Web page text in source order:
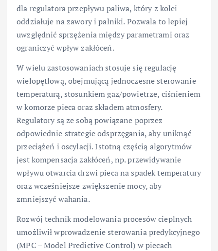
dla regulatora przepływu paliwa, który z kolei
oddziałuje na zawory i palniki. Pozwala to lepiej
uwzględnić sprzężenia między parametrami oraz
ograniczyć wpływ zakłóceń.
W wielu zastosowaniach stosuje się regulację
wielopętlową, obejmującą jednoczesne sterowanie
temperaturą, stosunkiem gaz/powietrze, ciśnieniem
w komorze pieca oraz składem atmosfery.
Regulatory są ze sobą powiązane poprzez
odpowiednie strategie odsprzęgania, aby uniknąć
przeciążeń i oscylacji. Istotną częścią algorytmów
jest kompensacja zakłóceń, np. przewidywanie
wpływu otwarcia drzwi pieca na spadek temperatury
oraz wcześniejsze zwiększenie mocy, aby
zmniejszyć wahania.
Rozwój technik modelowania procesów cieplnych
umożliwił wprowadzenie sterowania predykcyjnego
(MPC – Model Predictive Control) w piecach